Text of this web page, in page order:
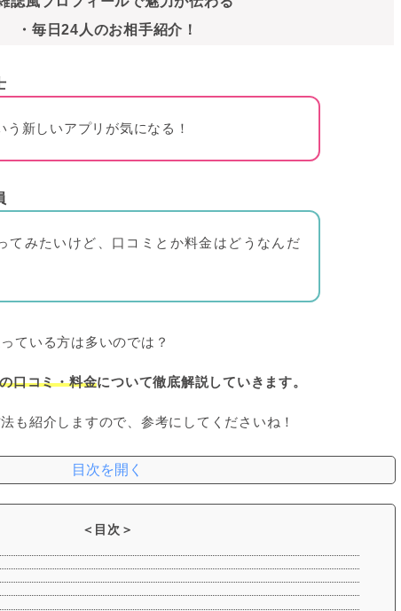
・毎日24人のお相手紹介！
う新しいアプリが気になる！
てみたいけど、口コミとか料金はどうなんだ
ている方は多いのでは？
口コミ・料金について徹底解説していきます。
も紹介しますので、参考にしてくださいね！